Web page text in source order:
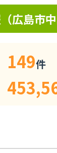
広島市中
149件